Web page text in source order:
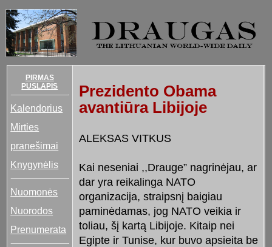
PIRMAS
PUSLAPIS
Kalendorius
Mirties
pranešimai
Knygynėlis
Nuomonės
Nuorodos
Prenumerata
Prezidento Obama
avantiūra Libijoje
ALEKSAS VITKUS
Kai neseniai ,,Drauge” nagrinėjau, ar
dar yra reikalinga NATO
organizacija, straipsnį baigiau
paminėdamas, jog NATO veikia ir
toliau, šį kartą Libijoje. Kitaip nei
Egipte ir Tunise, kur buvo apsieita be